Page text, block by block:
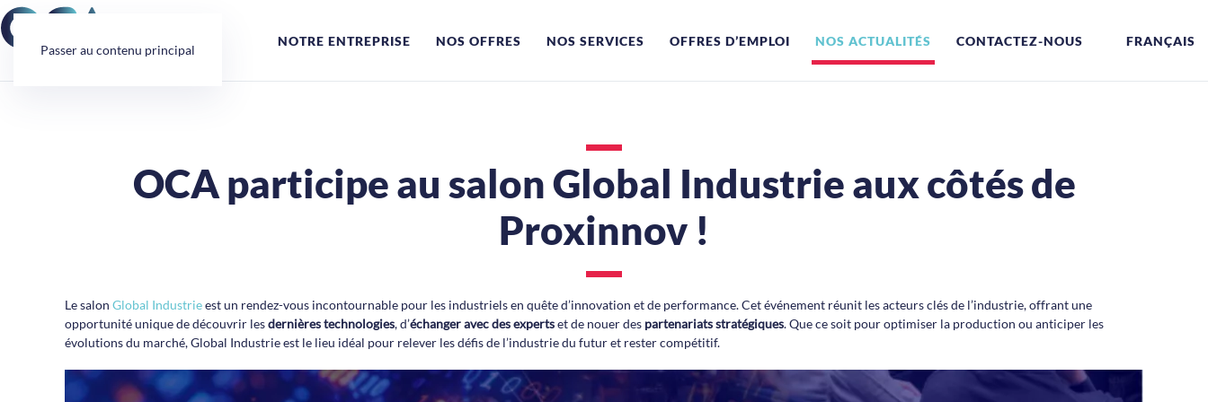
Passer au contenu principal
NOTRE ENTREPRISE NOS OFFRES NOS SERVICES OFFRES D’EMPLOI NOS ACTUALITÉS CONTACTEZ-NOUS FRANÇAIS
OCA participe au salon Global Industrie aux côtés de
Proxinnov !
Le salon Global Industrieest un rendez-vous incontournable pour les industriels en quête d’innovation et de performance. Cet événement réunit les acteurs clés de l’industrie, offrant une
opportunité unique de découvrir lesdernières technologies, d’échanger avec des expertset de nouer des partenariats stratégiques. Que ce soit pour optimiser la production ou anticiper les
évolutions du marché, Global Industrie est le lieu idéal pour relever les défis de l’industrie du futur et rester compétitif.
Panneau de gestion des cookies